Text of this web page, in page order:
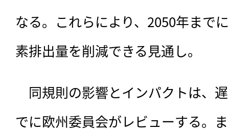
なる。これらにより、2050年まで
素排出量を削減できる見通し。
同規則の影響とインパクトは、
でに欧州委員会がレビューする。